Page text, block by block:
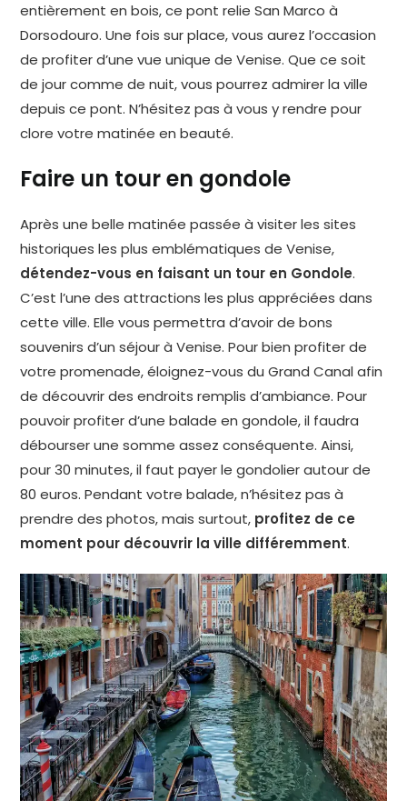
entièrement en bois, ce pont relie San Marco à
Dorsodouro. Une fois sur place, vous aurez l’occasion
de profiter d’une vue unique de Venise. Que ce soit
de jour comme de nuit, vous pourrez admirer la ville
depuis ce pont. N’hésitez pas à vous y rendre pour
clore votre matinée en beauté.
Faire un tour en gondole
Après une belle matinée passée à visiter les sites
historiques les plus emblématiques de Venise,
détendez-vous en faisant un tour en Gondole.
C’est l’une des attractions les plus appréciées dans
cette ville. Elle vous permettra d’avoir de bons
souvenirs d’un séjour à Venise. Pour bien profiter de
votre promenade, éloignez-vous du Grand Canal afin
de découvrir des endroits remplis d’ambiance. Pour
pouvoir profiter d’une balade en gondole, il faudra
débourser une somme assez conséquente. Ainsi,
pour 30 minutes, il faut payer le gondolier autour de
80 euros. Pendant votre balade, n’hésitez pas à
prendre des photos, mais surtout, profitez de ce
moment pour découvrir la ville différemment.